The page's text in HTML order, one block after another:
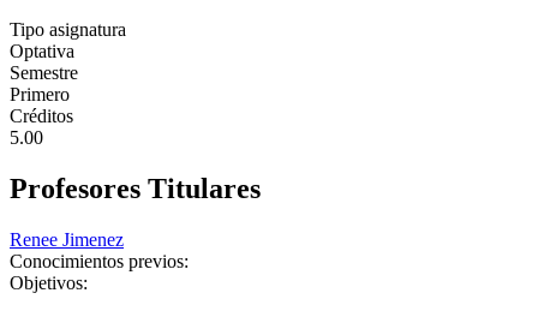
Tipo asignatura
Optativa
Semestre
Primero
Créditos
5.00
Profesores Titulares
Renee Jimenez
Conocimientos previos:
Objetivos: